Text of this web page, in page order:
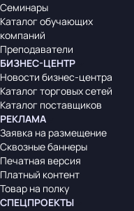
Семинары
Каталог обучающих
компаний
Преподаватели
БИЗНЕС-ЦЕНТР
Новости бизнес-центра
Каталог торговых сетей
Каталог поставщиков
РЕКЛАМА
Заявка на размещение
Сквозные баннеры
Печатная версия
Платный контент
Товар на полку
СПЕЦПРОЕКТЫ